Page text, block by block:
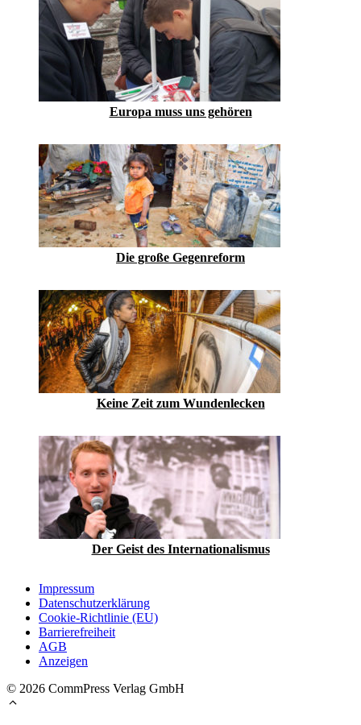
Europa muss uns gehören
Die große Gegenreform
Keine Zeit zum Wundenlecken
Der Geist des Internationalismus
Impressum
Datenschutzerklärung
Cookie-Richtlinie (EU)
Barrierefreiheit
AGB
Anzeigen
© 2026 CommPress Verlag GmbH